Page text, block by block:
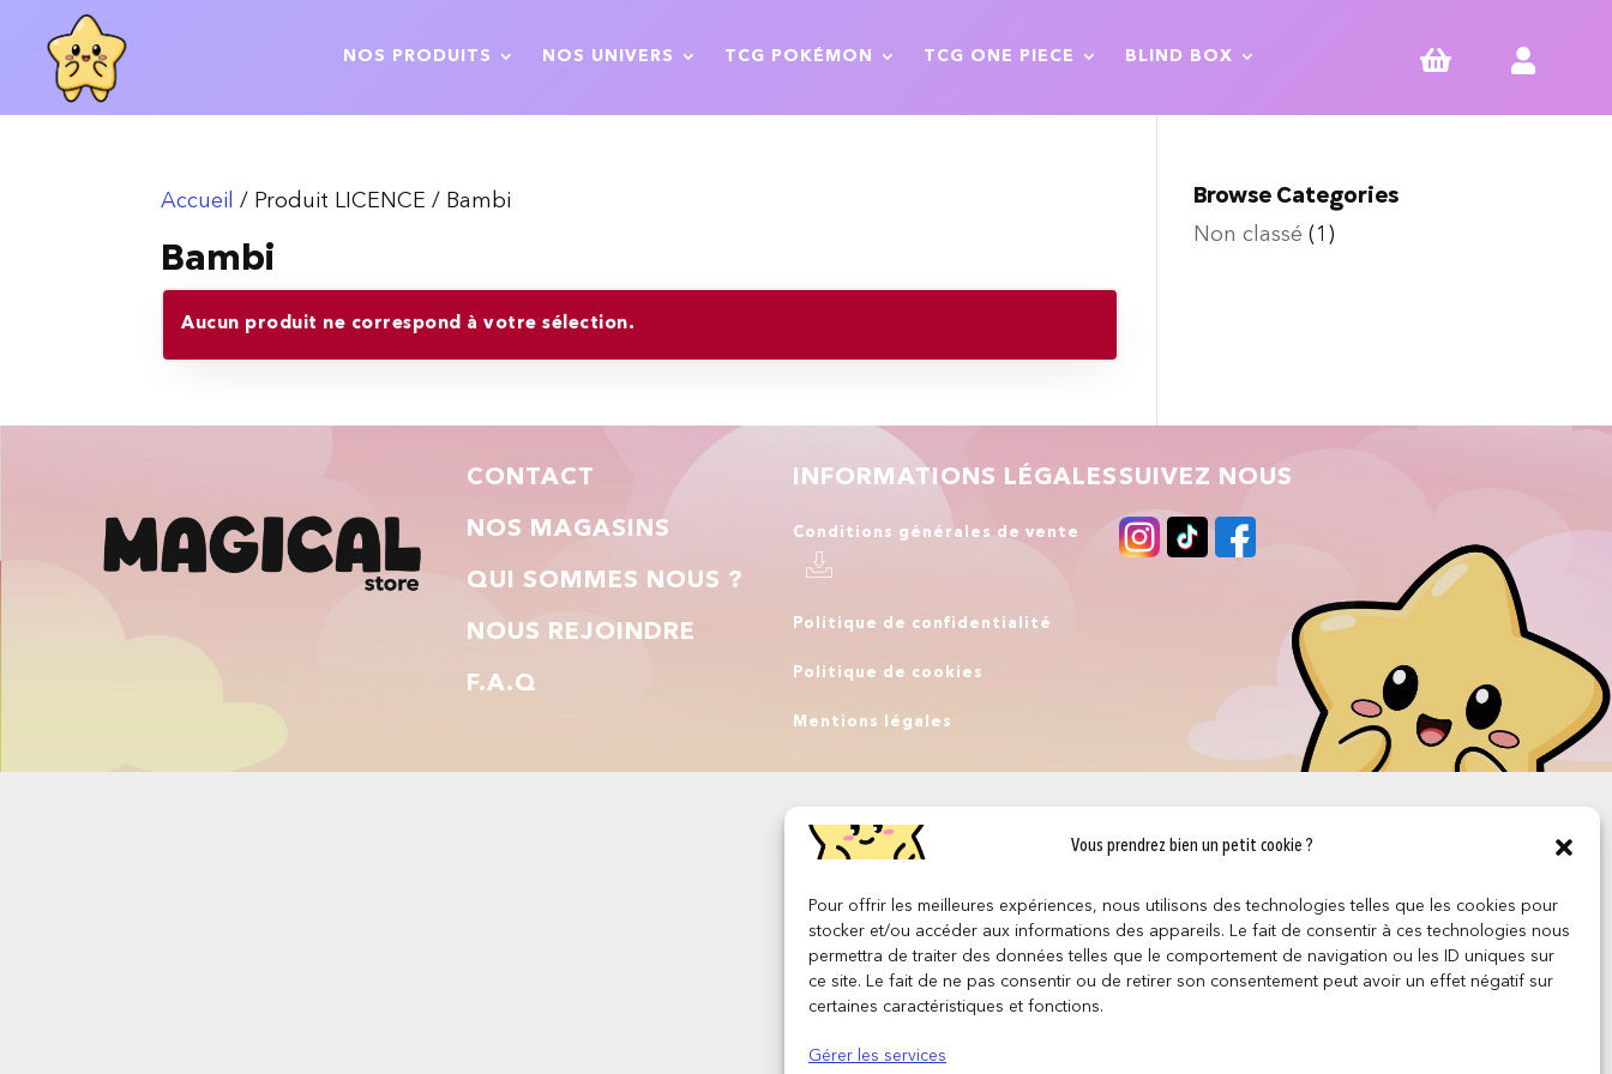
Vous prendrez bien un petit cookie ?
Pour offrir les meilleures expériences, nous utilisons des technologies telles que les cookies pour
stocker et/ou accéder aux informations des appareils. Le fait de consentir à ces technologies nous
permettra de traiter des données telles que le comportement de navigation ou les ID uniques sur
ce site. Le fait de ne pas consentir ou de retirer son consentement peut avoir un effet négatif sur
certaines caractéristiques et fonctions.
Gérer les services
NOS PRODUITS NOS UNIVERS TCG POKÉMON TCG ONE PIECE BLIND BOX  
Accueil / Produit LICENCE / Bambi
Bambi
Aucun produit ne correspond à votre sélection.
Browse Categories
Non classé (1)
CONTACT
NOS MAGASINS
QUI SOMMES NOUS ?
NOUS REJOINDRE
F.A.Q
INFORMATIONS LÉGALES
Conditions générales de vente
Politique de confidentialité
Politique de cookies
Mentions légales
SUIVEZ NOUS